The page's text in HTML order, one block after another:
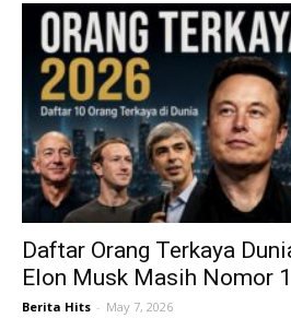
Daftar Orang Terkaya
Elon Musk Masih Nomor 1
Berita Hits - May 7, 2026